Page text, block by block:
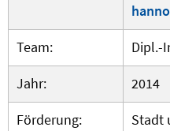
Team:
Dipl.-
Jahr:
2014
Förderung:
Stadt